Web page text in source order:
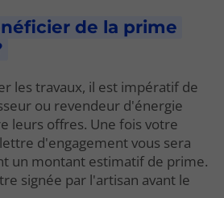
de la prime
les travaux, il est impératif de
ou revendeur d'énergie
leurs offres. Une fois votre
d'engagement vous sera
un montant estimatif de prime.
signée par l'artisan avant le